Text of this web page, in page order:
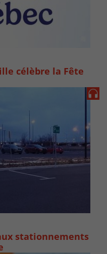
célèbre la Fête
stationnements